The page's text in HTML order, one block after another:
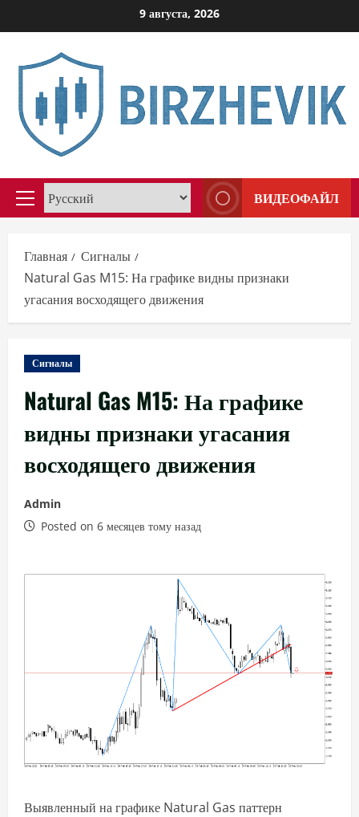
к
содержимому
9 августа, 2026
Основное
ВИДЕОФАЙЛ
Главная
Сигналы
Natural Gas M15: На графике видны признаки
угасания восходящего движения
Сигналы
Natural Gas M15: На графике
видны признаки угасания
восходящего движения
Admin
Posted on 6 месяцев тому назад
Выявленный на графике Natural Gas паттерн